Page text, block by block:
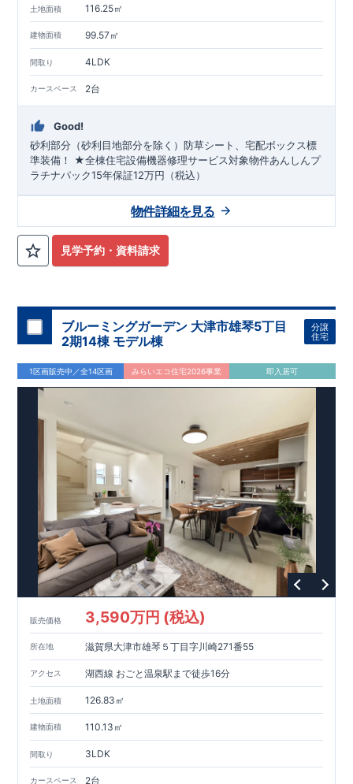
土地面積 116.25㎡
建物面積 99.57㎡
間取り 4LDK
カースペース 2台
Good!
砂利部分（砂利目地部分を除く）防草シート、宅配ボックス標
準装備！ ★全棟住宅設備機器修理サービス対象物件あんしんプ
ラチナパック15年保証12万円（税込）
見学予約・資料請求
物件詳細を見る
ブルーミングガーデン 大津市雄琴5丁目
2期14棟 モデル棟
分譲
住宅
1区画販売中／全14区画 みらいエコ住宅2026事業 即入居可
販売価格 3,590万円 (税込)
所在地 滋賀県大津市雄琴５丁目字川崎271番55
アクセス 湖西線 おごと温泉駅まで徒歩16分
土地面積 126.83㎡
建物面積 110.13㎡
間取り 3LDK
カースペース 2台